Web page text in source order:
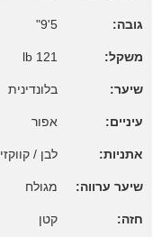
גובה: 5'9"
משקל: 121 lb
שיער: בלונדינית
עיניים: אפור
אתניות: לבן / קווקזי
שיער ערווה: מגולח
חזה: קטן